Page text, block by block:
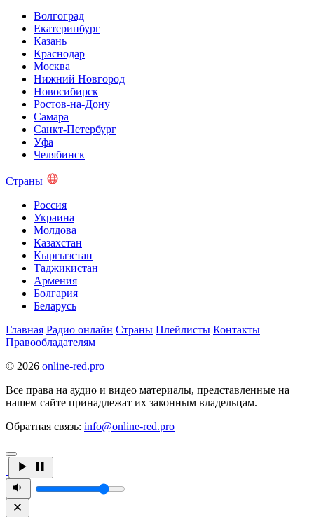
Волгоград
Екатеринбург
Казань
Краснодар
Москва
Нижний Новгород
Новосибирск
Ростов-на-Дону
Самара
Санкт-Петербург
Уфа
Челябинск
Страны
Россия
Украина
Молдова
Казахстан
Кыргызстан
Таджикистан
Армения
Болгария
Беларусь
Главная Радио онлайн Страны Плейлисты Контакты
Правообладателям
© 2026 online-red.pro
Все права на аудио и видео материалы, представленные на
нашем сайте принадлежат их законным владельцам.
Обратная связь: info@online-red.pro